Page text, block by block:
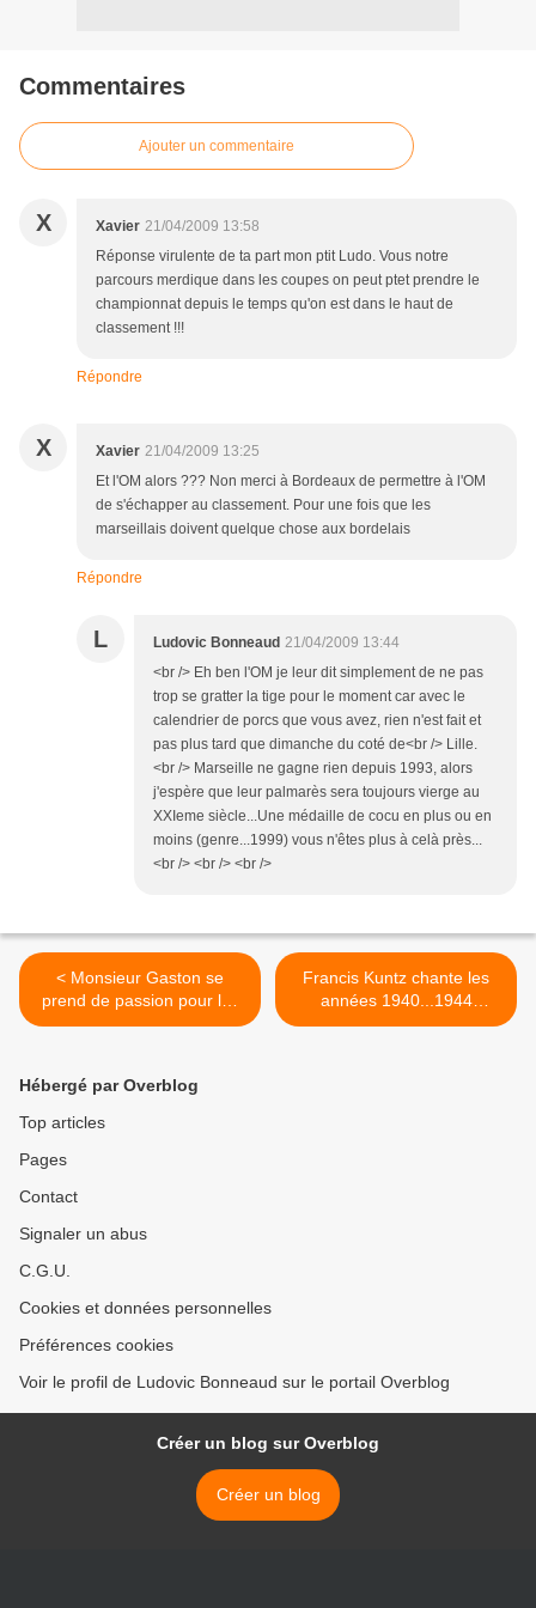
Commentaires
Ajouter un commentaire
X Xavier 21/04/2009 13:58
Réponse virulente de ta part mon ptit Ludo. Vous notre
parcours merdique dans les coupes on peut ptet prendre le
championnat depuis le temps qu'on est dans le haut de
classement !!!
Répondre
X Xavier 21/04/2009 13:25
Et l'OM alors ??? Non merci à Bordeaux de permettre à l'OM
de s'échapper au classement. Pour une fois que les
marseillais doivent quelque chose aux bordelais
Répondre
L Ludovic Bonneaud 21/04/2009 13:44
<br /> Eh ben l'OM je leur dit simplement de ne pas
trop se gratter la tige pour le moment car avec le
calendrier de porcs que vous avez, rien n'est fait et
pas plus tard que dimanche du coté de<br /> Lille.
<br /> Marseille ne gagne rien depuis 1993, alors
j'espère que leur palmarès sera toujours vierge au
XXIeme siècle...Une médaille de cocu en plus ou en
moins (genre...1999) vous n'êtes plus à celà près...
<br /> <br /> <br />
< Monsieur Gaston se
prend de passion pour les
Européennes 2009
Francis Kuntz chante les
années 1940...1944
(Groland vers 2003-2004) >
Hébergé par Overblog
Top articles
Pages
Contact
Signaler un abus
C.G.U.
Cookies et données personnelles
Préférences cookies
Voir le profil de Ludovic Bonneaud sur le portail Overblog
Créer un blog sur Overblog
Créer un blog